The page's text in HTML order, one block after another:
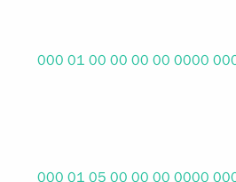
000 01 00 00 00 00 0000
000 01 05 00 00 00 0000